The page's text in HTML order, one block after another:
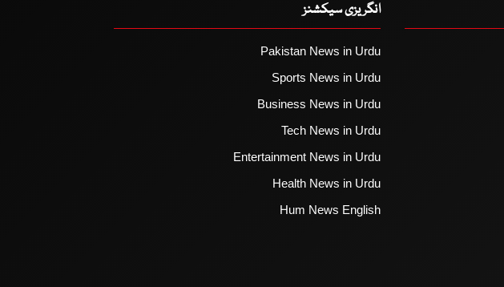
انگریزی سیکشنز
Pakistan News in Urdu
Sports News in Urdu
Business News in Urdu
Tech News in Urdu
Entertainment News in Urdu
Health News in Urdu
Hum News English